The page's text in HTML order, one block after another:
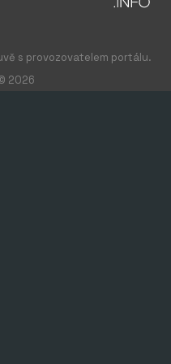
značku tvoří. Netrpělivě
2026
s provozovatelem portálu.